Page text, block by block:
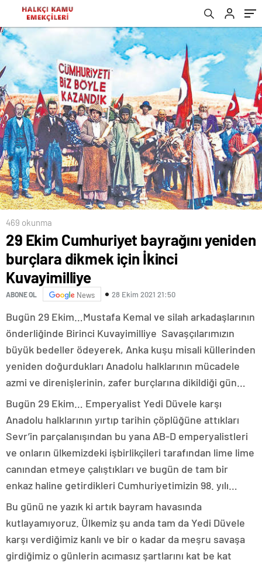
469 okunma
29 Ekim Cumhuriyet bayrağını yeniden
burçlara dikmek için İkinci
Kuvayimilliye
ABONE OL News 28 Ekim 2021 21:50
Bugün 29 Ekim…Mustafa Kemal ve silah arkadaşlarının
önderliğinde Birinci Kuvayimilliye Savaşçılarımızın
büyük bedeller ödeyerek, Anka kuşu misali küllerinden
yeniden doğurdukları Anadolu halklarının mücadele
azmi ve direnişlerinin, zafer burçlarına dikildiği gün…
Bugün 29 Ekim… Emperyalist Yedi Düvele karşı
Anadolu halklarının yırtıp tarihin çöplüğüne attıkları
Sevr’in parçalanışından bu yana AB-D emperyalistleri
ve onların ülkemizdeki işbirlikçileri tarafından lime lime
canından etmeye çalıştıkları ve bugün de tam bir
enkaz haline getirdikleri Cumhuriyetimizin 98. yılı…
Bu günü ne yazık ki artık bayram havasında
kutlayamıyoruz. Ülkemiz şu anda tam da Yedi Düvele
karşı verdiğimiz kanlı ve bir o kadar da meşru savaşa
girdiğimiz o günlerin acımasız şartlarını kat be kat